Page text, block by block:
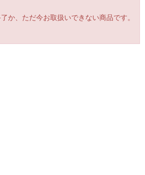
か、ただ今お取扱いできない商品です。